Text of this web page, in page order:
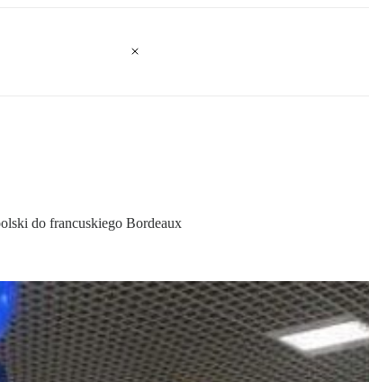
do francuskiego Bordeaux